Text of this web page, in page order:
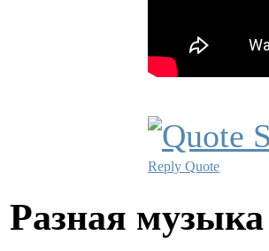
Reply Quote
Разная музыка